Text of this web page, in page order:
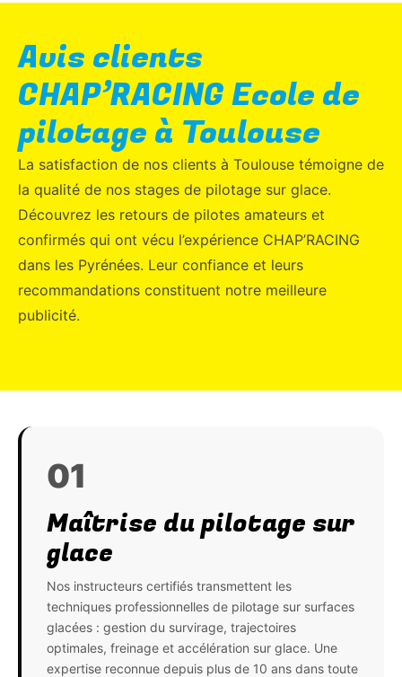
Avis clients
CHAP’RACING Ecole de
pilotage à Toulouse
La satisfaction de nos clients à Toulouse témoigne de
la qualité de nos stages de pilotage sur glace.
Découvrez les retours de pilotes amateurs et
confirmés qui ont vécu l’expérience CHAP’RACING
dans les Pyrénées. Leur confiance et leurs
recommandations constituent notre meilleure
publicité.
01
Maîtrise du pilotage sur
glace
Nos instructeurs certifiés transmettent les
techniques professionnelles de pilotage sur surfaces
glacées : gestion du survirage, trajectoires
optimales, freinage et accélération sur glace. Une
expertise reconnue depuis plus de 10 ans dans toute